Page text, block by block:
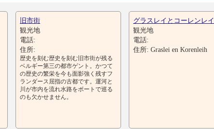
旧市街
観光地
電話:
住所:
歴史を刻む歴史を刻む旧市街が残る
ベルギー第三の都市ゲント。かつて
の歴史の繁栄を今も面影強く残すフ
ランダース屈指の古都です。運河と
川が市内を流れ水路をボートで巡る
のも欠かせません。
グラスレイとコーレンレイ
観光地
電話:
住所: Graslei en Korenleih